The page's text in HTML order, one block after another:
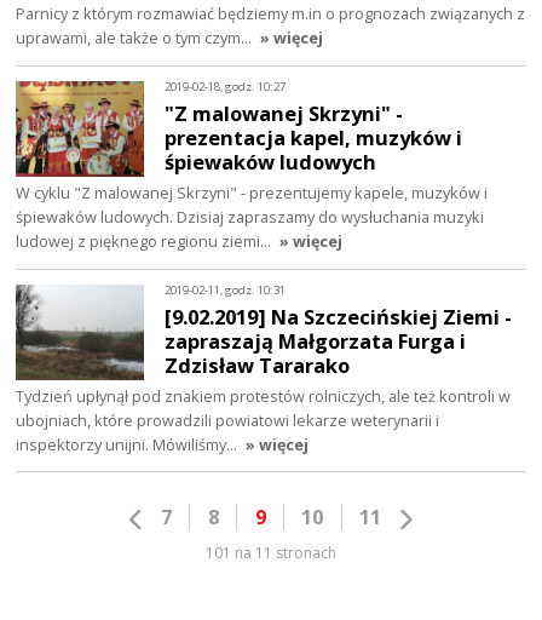
Parnicy z którym rozmawiać będziemy m.in o prognozach związanych z
uprawami, ale także o tym czym… » więcej
2019-02-18, godz. 10:27
"Z malowanej Skrzyni" -
prezentacja kapel, muzyków i
śpiewaków ludowych
W cyklu "Z malowanej Skrzyni" - prezentujemy kapele, muzyków i
śpiewaków ludowych. Dzisiaj zapraszamy do wysłuchania muzyki
ludowej z pięknego regionu ziemi… » więcej
2019-02-11, godz. 10:31
[9.02.2019] Na Szczecińskiej Ziemi -
zapraszają Małgorzata Furga i
Zdzisław Tararako
Tydzień upłynął pod znakiem protestów rolniczych, ale też kontroli w
ubojniach, które prowadzili powiatowi lekarze weterynarii i
inspektorzy unijni. Mówiliśmy… » więcej
7 8 9 10 11
101 na 11 stronach